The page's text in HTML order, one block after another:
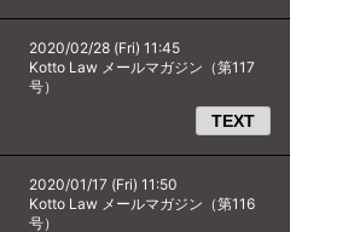
2020/02/28 (Fri) 11:45
Kotto Law メールマガジン（第117
号）
TEXT
2020/01/17 (Fri) 11:50
Kotto Law メールマガジン（第116
号）